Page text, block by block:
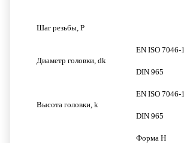
Шаг резьбы, P
Диаметр головки, dk
EN ISO 7046-1
DIN 965
Высота головки, k
EN ISO 7046-1
DIN 965
Форма H